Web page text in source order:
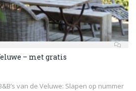
– met gratis
van de Veluwe: Slapen op nummer